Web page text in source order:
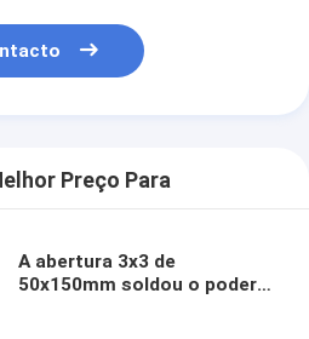
Preço Para
A abertura 3x3 de
50x150mm soldou o poder